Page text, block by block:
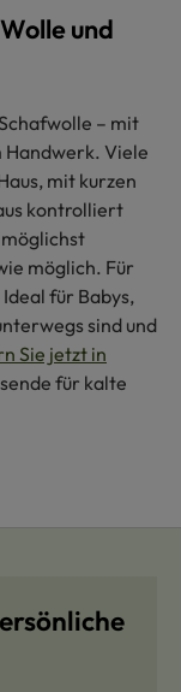
und
– mit
Handwerk. Viele
mit kurzen
kontrolliert
möglich. Für
für Babys,
sind und
Sie jetzt in
für kalte